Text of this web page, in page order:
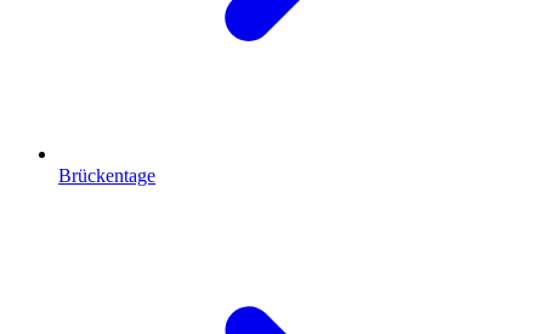
Brückentage